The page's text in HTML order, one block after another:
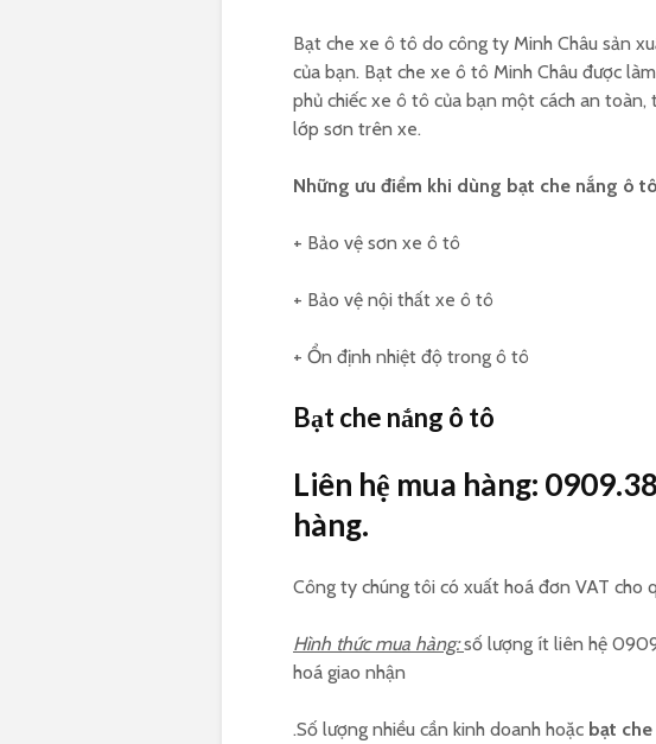
Bạt che xe ô tô do công ty Minh Châu sản
của bạn. Bạt che xe ô tô Minh Châu được
phủ chiếc xe ô tô của bạn một cách an toàn,
lớp sơn trên xe.
Những ưu điểm khi dùng bạt che nắng ô
+ Bảo vệ sơn xe ô tô
+ Bảo vệ nội thất xe ô tô
+ Ổn định nhiệt độ trong ô tô
Bạt che nắng ô tô
Liên hệ mua hàng:
hàng.
Công ty chúng tôi có xuất hoá đơn VAT cho
Hình thức mua hàng: số lượng ít liên hệ
hoá giao nhận
.Số lượng nhiều cần kinh doanh hoặc bạt